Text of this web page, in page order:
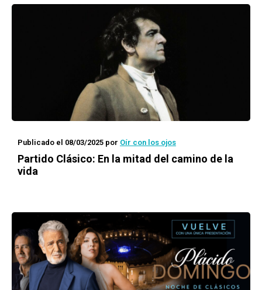
Publicado el 08/03/2025 por Oír con los ojos
Partido Clásico: En la mitad del camino de la
vida